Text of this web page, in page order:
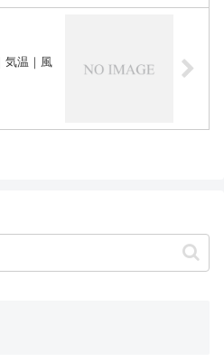
気温｜風